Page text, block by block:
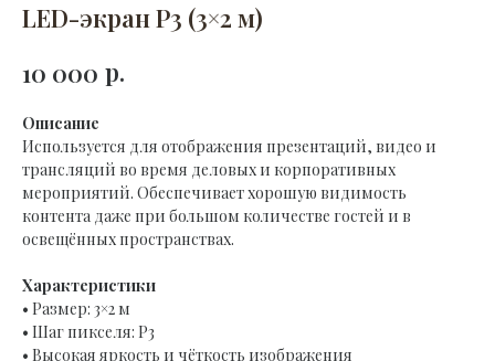
LED-экран P3 (3×2 м)
10 000 р.
Описание
Используется для отображения презентаций, видео и
трансляций во время деловых и корпоративных
мероприятий. Обеспечивает хорошую видимость
контента даже при большом количестве гостей и в
освещённых пространствах.
Характеристики
• Размер: 3×2 м
• Шаг пикселя: P3
• Высокая яркость и чёткость изображения